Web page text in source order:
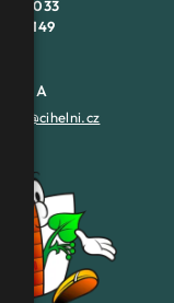
846 033
167 149